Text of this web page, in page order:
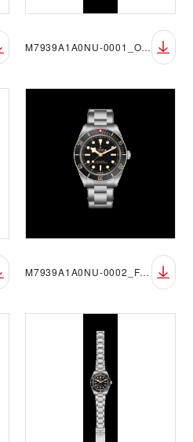
M7939A1A0NU-0001_OF_sRGB_BGB
M7939A1A0NU-0002_FF_sRGB_BGB